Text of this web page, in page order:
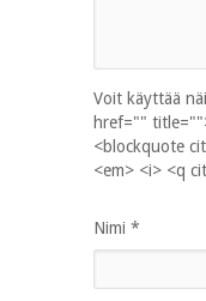
Voit käyttää
href=""
<blockquote
<em> <i> <q
Nimi *